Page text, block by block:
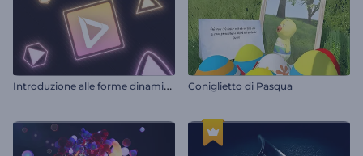
I
ntroduzione alle forme dinamiche al neon Coniglietto di Pasqua